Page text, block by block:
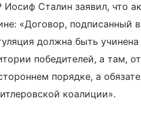
Сталин заявил, что
«Договор, подписанный
должна быть
победителей, а там,
порядке, а
коалиции».